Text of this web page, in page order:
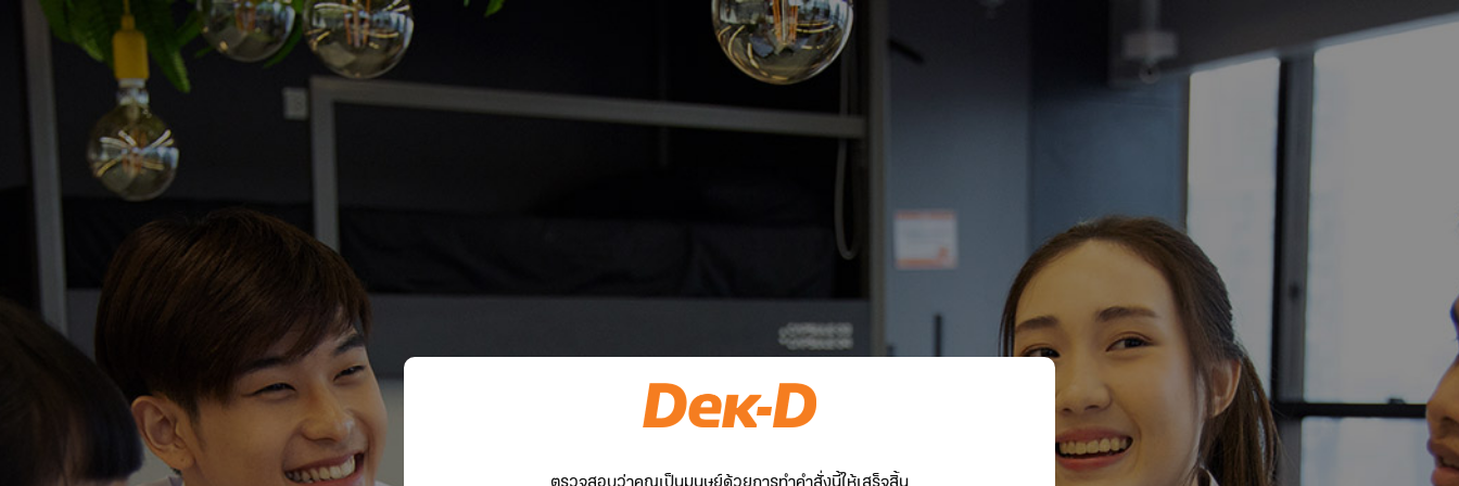
ตรวจสอบว่าคุณเป็นมนุษย์ด้วยการทำคำสั่งนี้ให้เสร็จสิ้น